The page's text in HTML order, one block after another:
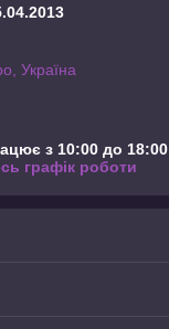
Україна
з 10:00 до 18:00
графік роботи